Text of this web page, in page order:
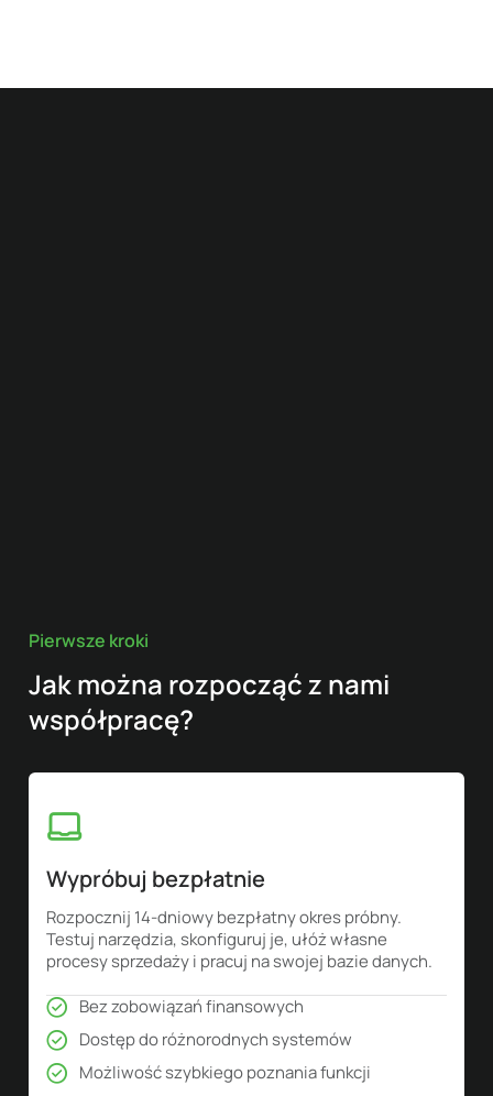
Pierwsze kroki
Jak można rozpocząć z nami
współpracę?
Wypróbuj bezpłatnie
Rozpocznij 14-dniowy bezpłatny okres próbny.
Testuj narzędzia, skonfiguruj je, ułóż własne
procesy sprzedaży i pracuj na swojej bazie danych.
Bez zobowiązań finansowych
Dostęp do różnorodnych systemów
Możliwość szybkiego poznania funkcji